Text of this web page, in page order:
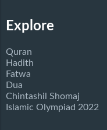
Explore
Quran
Hadith
Fatwa
Dua
Chintashil Shomaj
Islamic Olympiad 2022